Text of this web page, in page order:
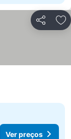
Partilhar
Ver preços